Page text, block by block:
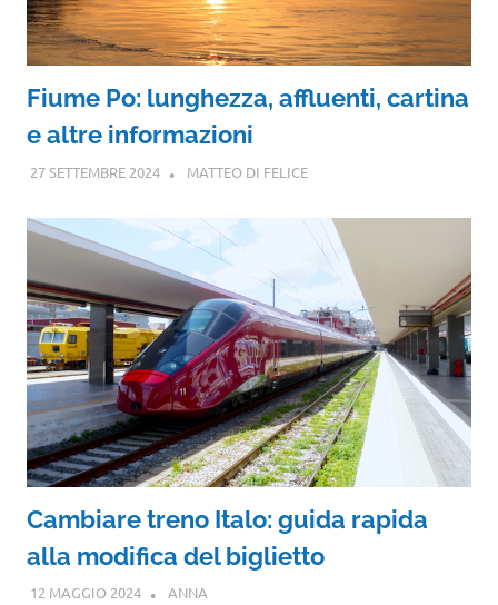
Fiume Po: lunghezza, affluenti, cartina
e altre informazioni
27 SETTEMBRE 2024 MATTEO DI FELICE
Cambiare treno Italo: guida rapida
alla modifica del biglietto
12 MAGGIO 2024 ANNA